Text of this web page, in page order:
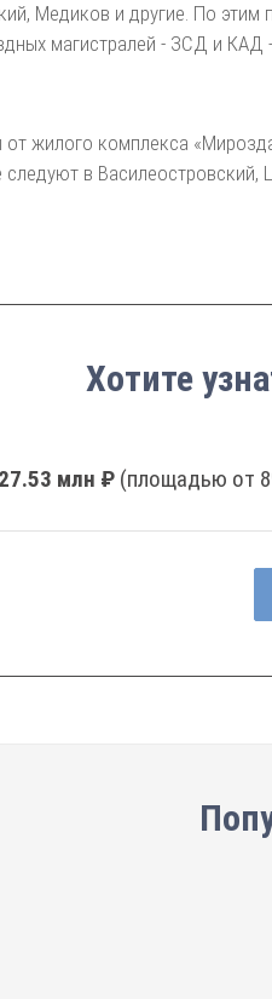
Медиков и другие. По
магистралей - ЗСД и КАД
жилого комплекса
в Василеостровский,
Хотите
27.53 млн ₽ (площадью от